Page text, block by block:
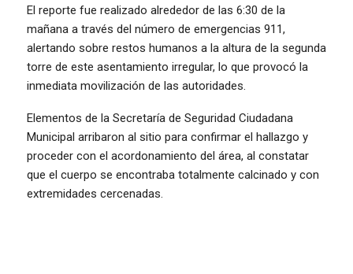
El reporte fue realizado alrededor de las 6:30 de la
mañana a través del número de emergencias 911,
alertando sobre restos humanos a la altura de la segunda
torre de este asentamiento irregular, lo que provocó la
inmediata movilización de las autoridades.
Elementos de la Secretaría de Seguridad Ciudadana
Municipal arribaron al sitio para confirmar el hallazgo y
proceder con el acordonamiento del área, al constatar
que el cuerpo se encontraba totalmente calcinado y con
extremidades cercenadas.